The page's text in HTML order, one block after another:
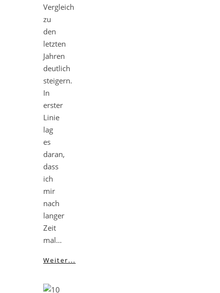
Vergleich
zu
den
letzten
Jahren
deutlich
steigern.
In
erster
Linie
lag
es
daran,
dass
ich
mir
nach
langer
Zeit
mal…
Weiter...